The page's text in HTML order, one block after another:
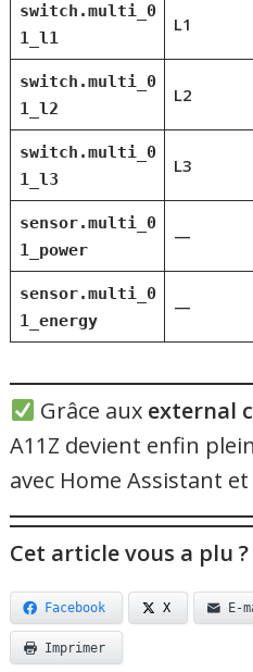
switch.multi_0
1_l1
L1
switch.multi_0
1_l2
L2
switch.multi_0
1_l3
L3
sensor.multi_0
1_power
—
sensor.multi_0
1_energy
—
Grâce aux external
A11Z devient enfin
avec Home Assistant
Cet article vous a plu
Facebook X E-
Imprimer